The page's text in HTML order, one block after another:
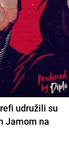
udružili su
Jamom na